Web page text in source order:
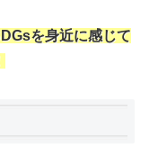
を身近に感じて